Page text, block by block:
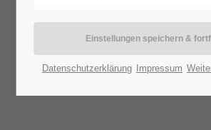
Datenschutzerklärung Impressum